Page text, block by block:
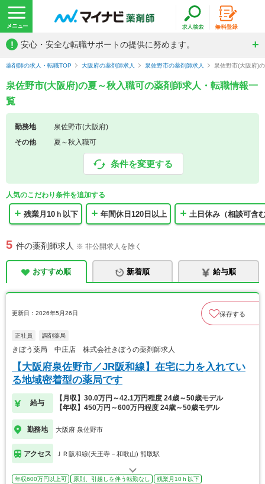
! 安心・安全な転職サポートの提供に努めます。
薬剤師の求人・転職TOP 大阪府の薬剤師求人 泉佐野市の薬剤師求人 泉佐野市(大阪府)
泉佐野市(大阪府)の夏～秋入職可の薬剤師求人・転職情報一
覧
勤務地
泉佐野市(大阪府)
その他
夏～秋入職可
条件を変更する
人気のこだわり条件を追加する
残業月10ｈ以下 年間休日120日以上 土日休み（相談可含
5 件の薬剤師求人 ※ 非公開求人を除く
おすすめ順 新着順 給与順
更新日：2026年5月26日 保存する
正社員 調剤薬局
きぼう薬局 中庄店 株式会社きぼうの薬剤師求人
【大阪府泉佐野市／JR阪和線】在宅に力を入れてい
る地域密着型の薬局です
給与
【月収】30.0万円～42.1万円程度 24歳～50歳モデル
【年収】450万円～600万円程度 24歳～50歳モデル
勤務地 大阪府 泉佐野市
アクセス ＪＲ阪和線(天王寺－和歌山) 熊取駅
年収600万円以上可 原則、引越しを伴う転勤なし
残業月10ｈ以下